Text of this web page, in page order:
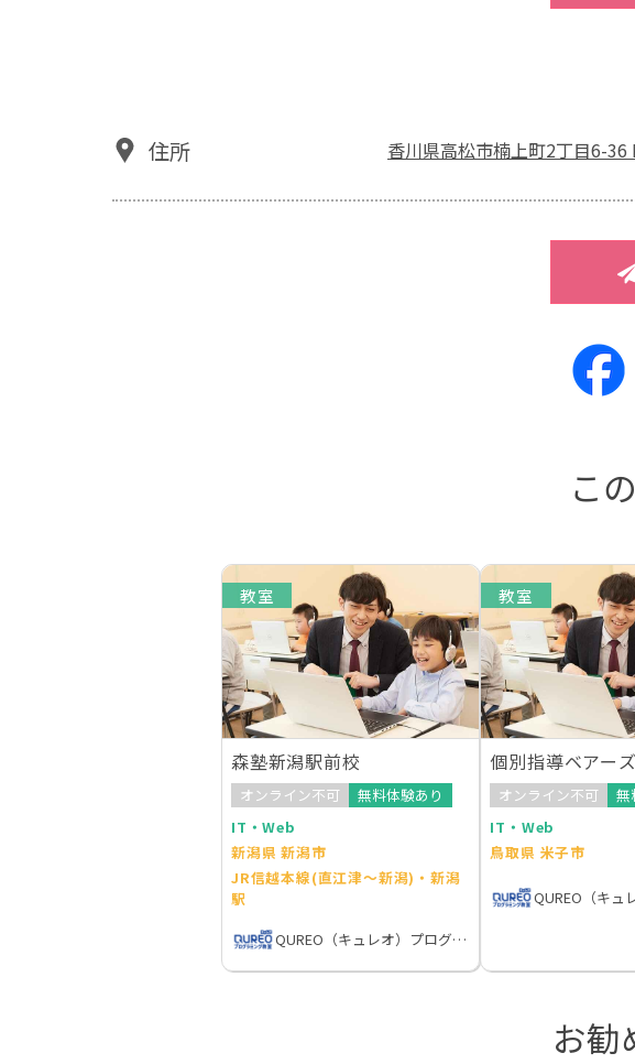
住所 香川県高松市楠上町2丁目6-
こ
教室
森塾新潟駅前校
オンライン不可
無料体験あり
IT・Web
新潟県 新潟市
JR信越本線(直江津～新潟)・新潟
駅
QUREO（キュレオ）プログラミング教室
教室
個別指導ベアー
オンライン不可
無
IT・Web
鳥取県 米子市
お勧